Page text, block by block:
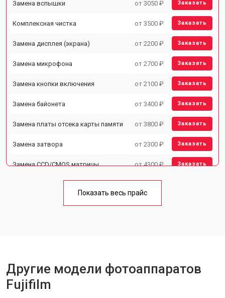
Замена вспышки от 3050 ₽ Заказать
Комплексная чистка от 3500 ₽ Заказать
Замена дисплея (экрана) от 2200 ₽ Заказать
Замена микрофона от 2700 ₽ Заказать
Замена кнопки включения от 2100 ₽ Заказать
Замена байонета от 3400 ₽ Заказать
Замена платы отсека карты памяти от 3800 ₽ Заказать
Замена затвора от 2300 ₽ Заказать
Замена CCD/CMOS матрицы от 4300 ₽ Заказать
Чистка матрицы от 3100 ₽
Показать весь прайс
Другие модели фотоаппаратов
Fujifilm